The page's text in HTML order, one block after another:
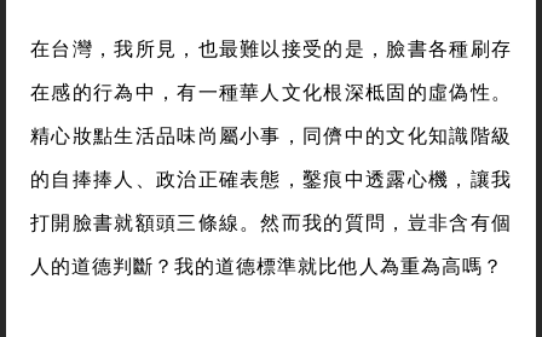
在台灣，我所見，也最難以接受的是，臉書各種刷存
在感的行為中，有一種華人文化根深柢固的虛偽性。
精心妝點生活品味尚屬小事，同儕中的文化知識階級
的自捧捧人、政治正確表態，鑿痕中透露心機，讓我
打開臉書就額頭三條線。然而我的質問，豈非含有個
人的道德判斷？我的道德標準就比他人為重為高嗎？